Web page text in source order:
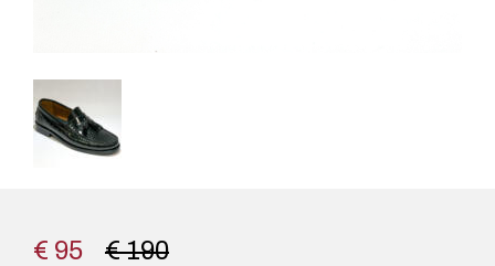
€ 190
€ 95